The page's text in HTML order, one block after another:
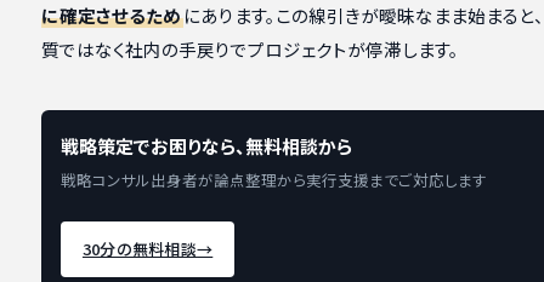
に確定させるためにあります。この線引きが曖昧なまま始まると
質ではなく社内の手戻りでプロジェクトが停滞します。
戦略策定でお困りなら、無料相談から
戦略コンサル出身者が論点整理から実行支援までご対応します
30分の無料相談→